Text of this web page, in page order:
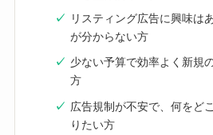
リスティング広告に興味は
が分からない方
少ない予算で効率よく新規
方
広告規制が不安で、何をど
りたい方